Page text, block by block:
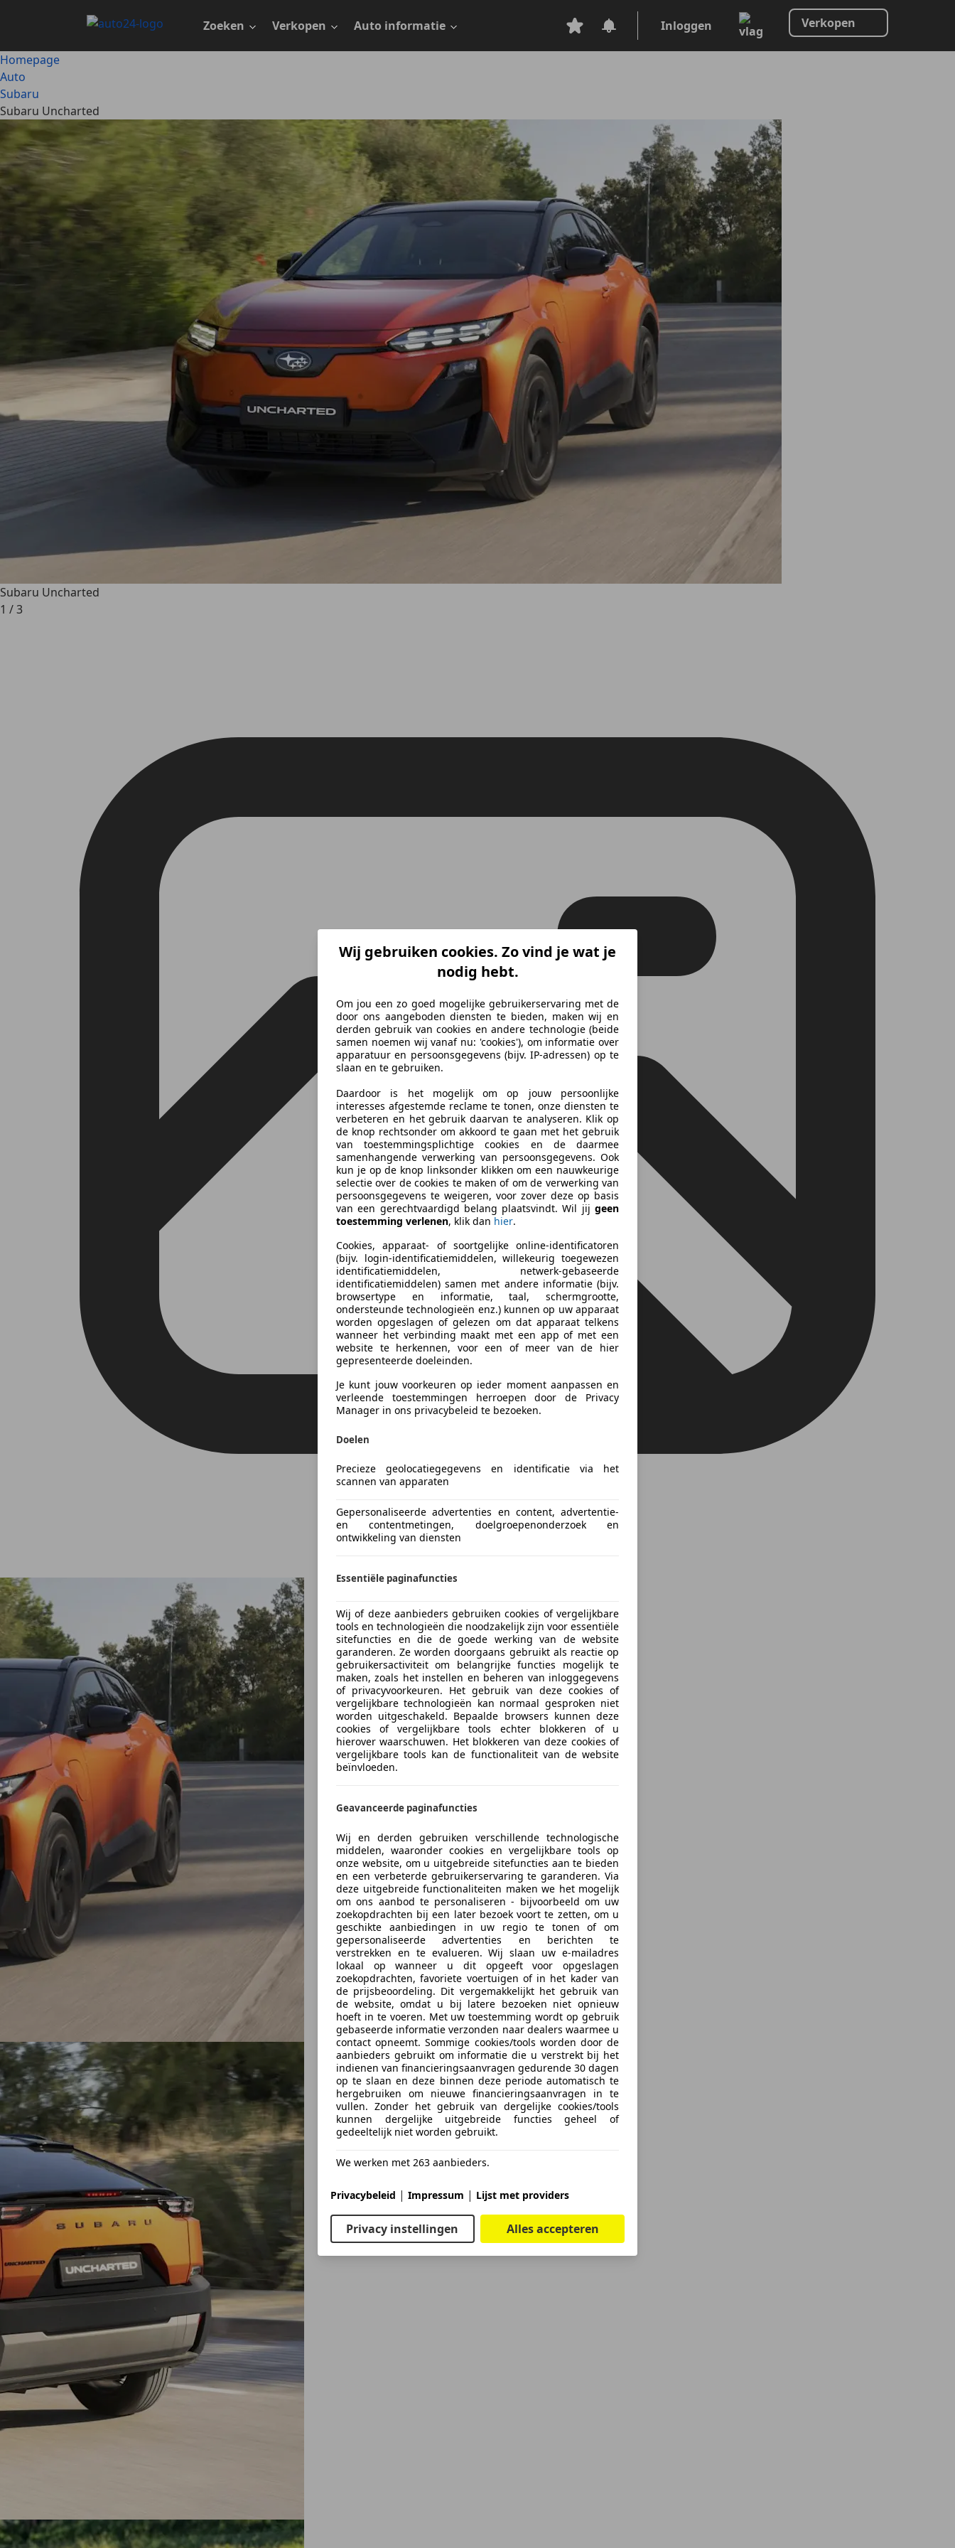
Zoeken Verkopen Auto informatie Inloggen Verkopen
Homepage
Auto
Subaru
Subaru Uncharted
Subaru Uncharted
1 /3
Wij gebruiken cookies. Zo vind je wat je
nodig hebt.
Om jou een zo goed mogelijke gebruikerservaring met de
door ons aangeboden diensten te bieden, maken wij en
derden gebruik van cookies en andere technologie (beide
samen noemen wij vanaf nu: 'cookies'), om informatie over
apparatuur en persoonsgegevens (bijv. IP-adressen) op te
slaan en te gebruiken.
Daardoor is het mogelijk om op jouw persoonlijke
interesses afgestemde reclame te tonen, onze diensten te
verbeteren en het gebruik daarvan te analyseren. Klik op
de knop rechtsonder om akkoord te gaan met het gebruik
van toestemmingsplichtige cookies en de daarmee
samenhangende verwerking van persoonsgegevens. Ook
kun je op de knop linksonder klikken om een nauwkeurige
selectie over de cookies te maken of om de verwerking van
persoonsgegevens te weigeren, voor zover deze op basis
van een gerechtvaardigd belang plaatsvindt. Wil jij geen
toestemming verlenen, klik dan hier.
Cookies, apparaat- of soortgelijke online-identificatoren
(bijv. login-identificatiemiddelen, willekeurig toegewezen
identificatiemiddelen, netwerk-gebaseerde
identificatiemiddelen) samen met andere informatie (bijv.
browsertype en informatie, taal, schermgrootte,
ondersteunde technologieën enz.) kunnen op uw apparaat
worden opgeslagen of gelezen om dat apparaat telkens
wanneer het verbinding maakt met een app of met een
website te herkennen, voor een of meer van de hier
gepresenteerde doeleinden.
Je kunt jouw voorkeuren op ieder moment aanpassen en
verleende toestemmingen herroepen door de Privacy
Manager in ons privacybeleid te bezoeken.
Doelen
Precieze geolocatiegegevens en identificatie via het
scannen van apparaten
Gepersonaliseerde advertenties en content, advertentie-
en contentmetingen, doelgroepenonderzoek en
ontwikkeling van diensten
Essentiële paginafuncties
Wij of deze aanbieders gebruiken cookies of vergelijkbare
tools en technologieën die noodzakelijk zijn voor essentiële
sitefuncties en die de goede werking van de website
garanderen. Ze worden doorgaans gebruikt als reactie op
gebruikersactiviteit om belangrijke functies mogelijk te
maken, zoals het instellen en beheren van inloggegevens
of privacyvoorkeuren. Het gebruik van deze cookies of
vergelijkbare technologieën kan normaal gesproken niet
worden uitgeschakeld. Bepaalde browsers kunnen deze
cookies of vergelijkbare tools echter blokkeren of u
hierover waarschuwen. Het blokkeren van deze cookies of
vergelijkbare tools kan de functionaliteit van de website
beïnvloeden.
Geavanceerde paginafuncties
Wij en derden gebruiken verschillende technologische
middelen, waaronder cookies en vergelijkbare tools op
onze website, om u uitgebreide sitefuncties aan te bieden
en een verbeterde gebruikerservaring te garanderen. Via
deze uitgebreide functionaliteiten maken we het mogelijk
om ons aanbod te personaliseren - bijvoorbeeld om uw
zoekopdrachten bij een later bezoek voort te zetten, om u
geschikte aanbiedingen in uw regio te tonen of om
gepersonaliseerde advertenties en berichten te
verstrekken en te evalueren. Wij slaan uw e-mailadres
lokaal op wanneer u dit opgeeft voor opgeslagen
zoekopdrachten, favoriete voertuigen of in het kader van
de prijsbeoordeling. Dit vergemakkelijkt het gebruik van
de website, omdat u bij latere bezoeken niet opnieuw
hoeft in te voeren. Met uw toestemming wordt op gebruik
gebaseerde informatie verzonden naar dealers waarmee u
contact opneemt. Sommige cookies/tools worden door de
aanbieders gebruikt om informatie die u verstrekt bij het
indienen van financieringsaanvragen gedurende 30 dagen
op te slaan en deze binnen deze periode automatisch te
hergebruiken om nieuwe financieringsaanvragen in te
vullen. Zonder het gebruik van dergelijke cookies/tools
kunnen dergelijke uitgebreide functies geheel of
gedeeltelijk niet worden gebruikt.
We werken met 263 aanbieders.
Privacybeleid | Impressum | Lijst met providers
Privacy instellingen Alles accepteren